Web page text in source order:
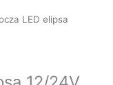
LED elipsa